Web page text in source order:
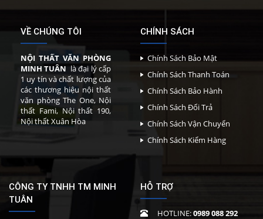
VỀ CHÚNG TÔI
NỘI THẤT VĂN PHÒNG
MINH TUÂN là đại lý cấp
1 uy tín và chất lượng của
các thương hiệu nội thất
văn phòng The One, Nội
thất Fami, Nội thất 190,
Nội thất Xuân Hòa
CHÍNH SÁCH
Chính Sách Bảo Mật
Chính Sách Thanh Toán
Chính Sách Bảo Hành
Chính Sách Đổi Trả
Chính Sách Vận Chuyển
Chính Sách Kiểm Hàng
CÔNG TY TNHH TM MINH
TUÂN
HỖ TRỢ
HOTLINE:0989 088 292